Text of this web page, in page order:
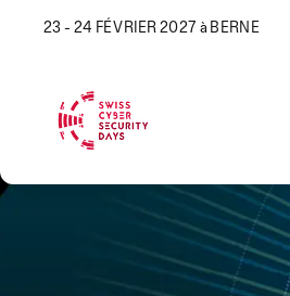
23 - 24 FÉVRIER 2027 à BERNE